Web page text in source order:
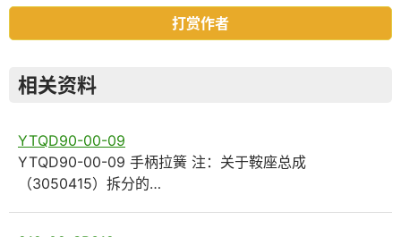
打赏作者
相关资料
YTQD90-00-09
YTQD90-00-09 手柄拉簧 注：关于鞍座总成
（3050415）拆分的…